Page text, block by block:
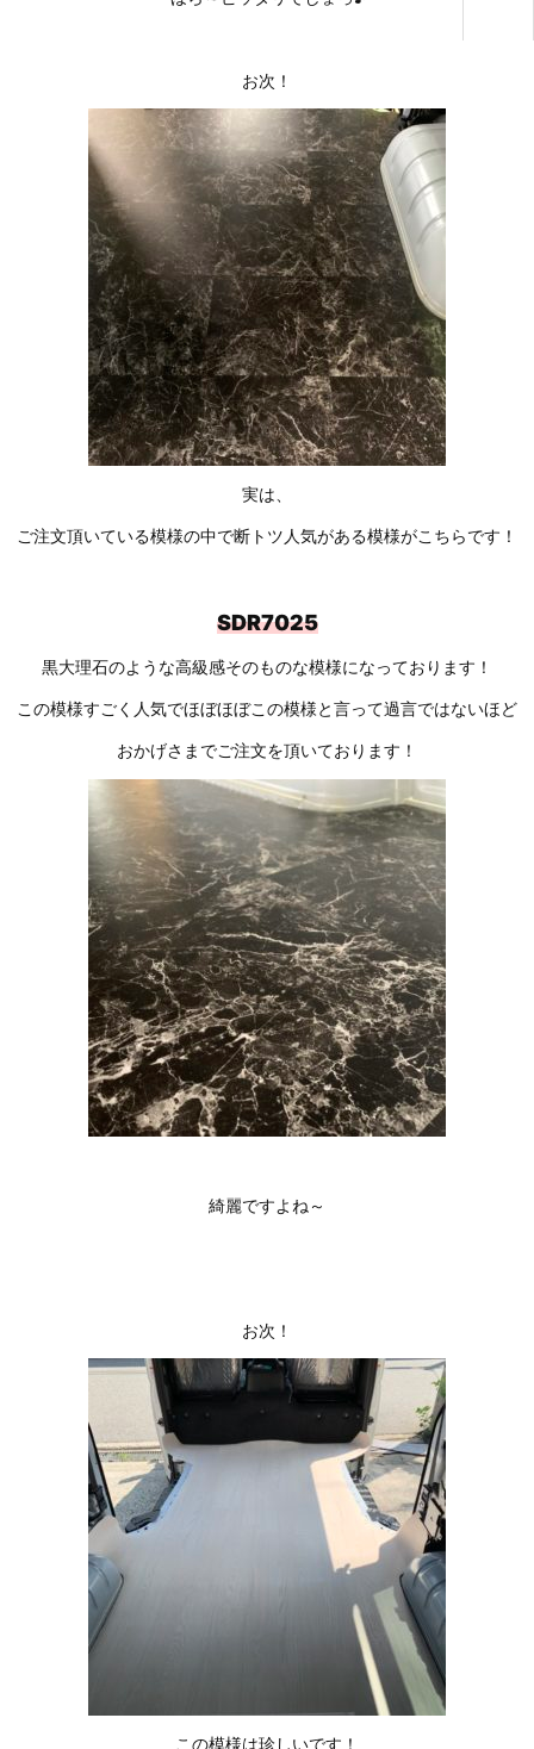
お次！
実は、
ご注文頂いている模様の中で断トツ人気がある模様がこちらです！
SDR7025
黒大理石のような高級感そのものな模様になっております！
この模様すごく人気でほぼほぼこの模様と言って過言ではないほど
おかげさまでご注文を頂いております！
綺麗ですよね～
お次！
この模様は珍しいです！